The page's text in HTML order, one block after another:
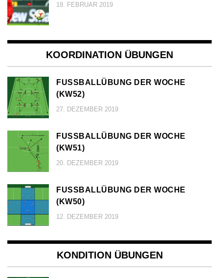
18. FEBRUAR 2019
KOORDINATION ÜBUNGEN
FUSSBALLÜBUNG DER WOCHE (
KW52)
27. DEZEMBER 2019
FUSSBALLÜBUNG DER WOCHE (
KW51)
20. DEZEMBER 2019
FUSSBALLÜBUNG DER WOCHE (
KW50)
12. DEZEMBER 2019
KONDITION ÜBUNGEN